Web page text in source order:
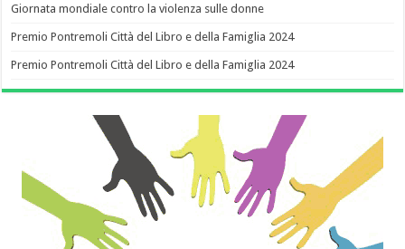
Giornata mondiale contro la violenza sulle donne
Premio Pontremoli Città del Libro e della Famiglia 2024
Premio Pontremoli Città del Libro e della Famiglia 2024